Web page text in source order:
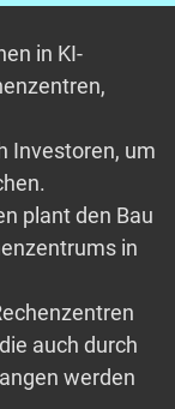
in KI-
Investoren, um
plant den Bau
in
auch durch
werden